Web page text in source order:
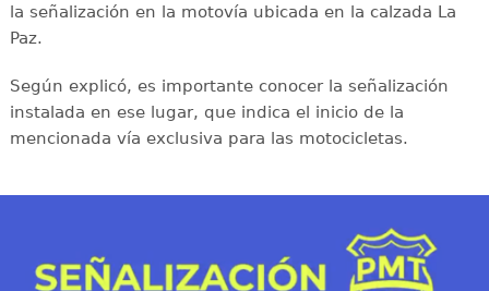
la señalización en la motovía ubicada en la calzada La
Paz.
Según explicó, es importante conocer la señalización
instalada en ese lugar, que indica el inicio de la
mencionada vía exclusiva para las motocicletas.